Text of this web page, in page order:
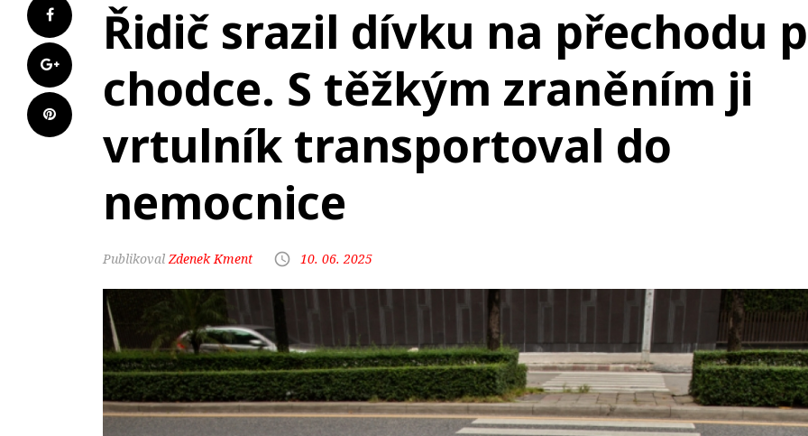
Řidič srazil dívku na přechodu
chodce. S těžkým zraněním ji
vrtulník transportoval do
nemocnice
Zdenek Kment 10. 06. 2025